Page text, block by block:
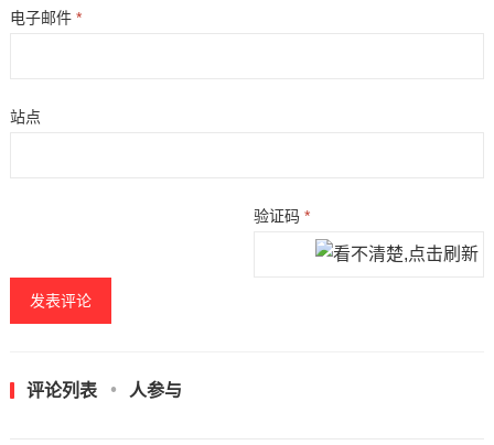
电子邮件 *
站点
验证码*
评论列表 人参与